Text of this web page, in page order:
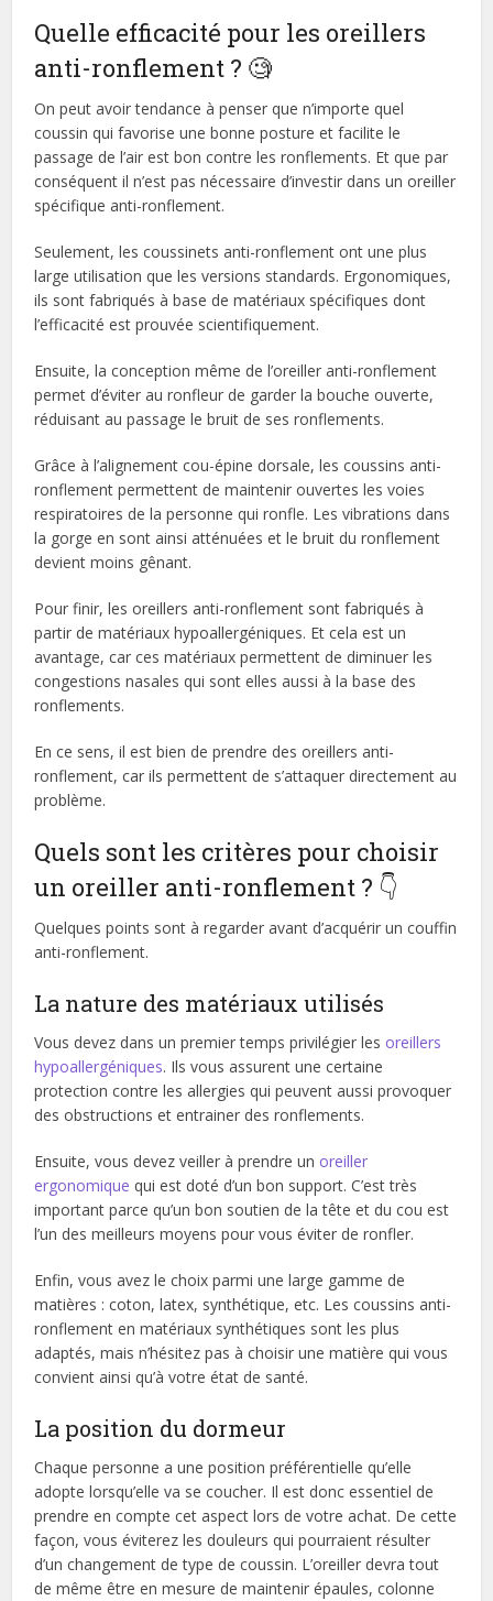
Quelle efficacité pour les oreillers
anti-ronflement ? 🧐
On peut avoir tendance à penser que n’importe quel
coussin qui favorise une bonne posture et facilite le
passage de l’air est bon contre les ronflements. Et que par
conséquent il n’est pas nécessaire d’investir dans un oreiller
spécifique anti-ronflement.
Seulement, les coussinets anti-ronflement ont une plus
large utilisation que les versions standards. Ergonomiques,
ils sont fabriqués à base de matériaux spécifiques dont
l’efficacité est prouvée scientifiquement.
Ensuite, la conception même de l’oreiller anti-ronflement
permet d’éviter au ronfleur de garder la bouche ouverte,
réduisant au passage le bruit de ses ronflements.
Grâce à l’alignement cou-épine dorsale, les coussins anti-
ronflement permettent de maintenir ouvertes les voies
respiratoires de la personne qui ronfle. Les vibrations dans
la gorge en sont ainsi atténuées et le bruit du ronflement
devient moins gênant.
Pour finir, les oreillers anti-ronflement sont fabriqués à
partir de matériaux hypoallergéniques. Et cela est un
avantage, car ces matériaux permettent de diminuer les
congestions nasales qui sont elles aussi à la base des
ronflements.
En ce sens, il est bien de prendre des oreillers anti-
ronflement, car ils permettent de s’attaquer directement au
problème.
Quels sont les critères pour choisir
un oreiller anti-ronflement ? 👇
Quelques points sont à regarder avant d’acquérir un couffin
anti-ronflement.
La nature des matériaux utilisés
Vous devez dans un premier temps privilégier les oreillers
hypoallergéniques. Ils vous assurent une certaine
protection contre les allergies qui peuvent aussi provoquer
des obstructions et entrainer des ronflements.
Ensuite, vous devez veiller à prendre un oreiller
ergonomique qui est doté d’un bon support. C’est très
important parce qu’un bon soutien de la tête et du cou est
l’un des meilleurs moyens pour vous éviter de ronfler.
Enfin, vous avez le choix parmi une large gamme de
matières : coton, latex, synthétique, etc. Les coussins anti-
ronflement en matériaux synthétiques sont les plus
adaptés, mais n’hésitez pas à choisir une matière qui vous
convient ainsi qu’à votre état de santé.
La position du dormeur
Chaque personne a une position préférentielle qu’elle
adopte lorsqu’elle va se coucher. Il est donc essentiel de
prendre en compte cet aspect lors de votre achat. De cette
façon, vous éviterez les douleurs qui pourraient résulter
d’un changement de type de coussin. L’oreiller devra tout
de même être en mesure de maintenir épaules, colonne